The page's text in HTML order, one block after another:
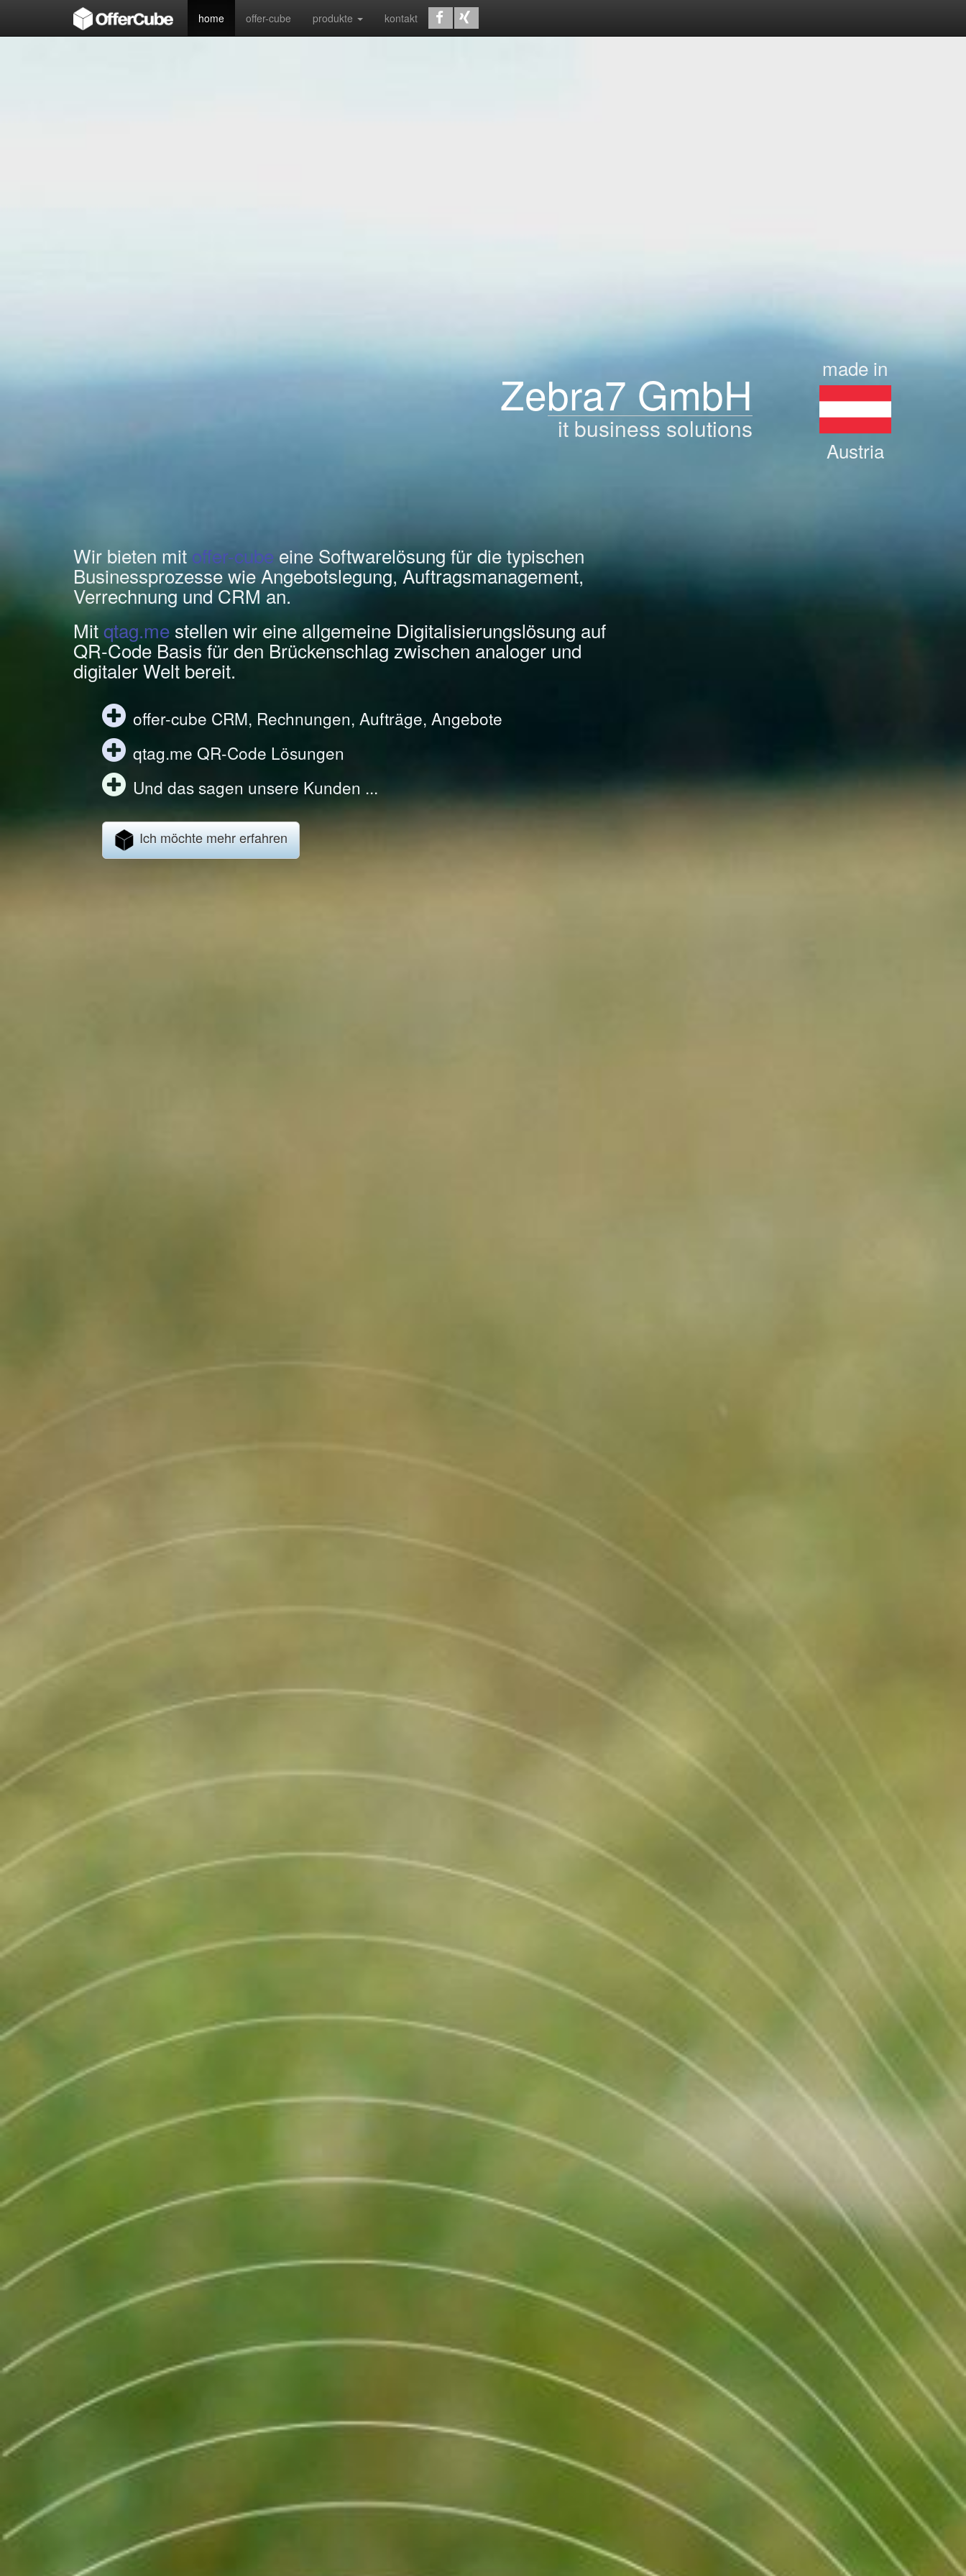
home offer-cube produkte kontakt
Zebra7 GmbH
it business solutions
made in
Austria
Wir bieten mit offer-cube eine Softwarelösung für die typischen
Businessprozesse wie Angebotslegung, Auftragsmanagement,
Verrechnung und CRM an.
Mitqtag.me stellen wir eine allgemeine Digitalisierungslösung auf
QR-Code Basis für den Brückenschlag zwischen analoger und
digitaler Welt bereit.
offer-cube CRM, Rechnungen, Aufträge, Angebote
qtag.me QR-Code Lösungen
Und das sagen unsere Kunden ...
Ich möchte mehr erfahren